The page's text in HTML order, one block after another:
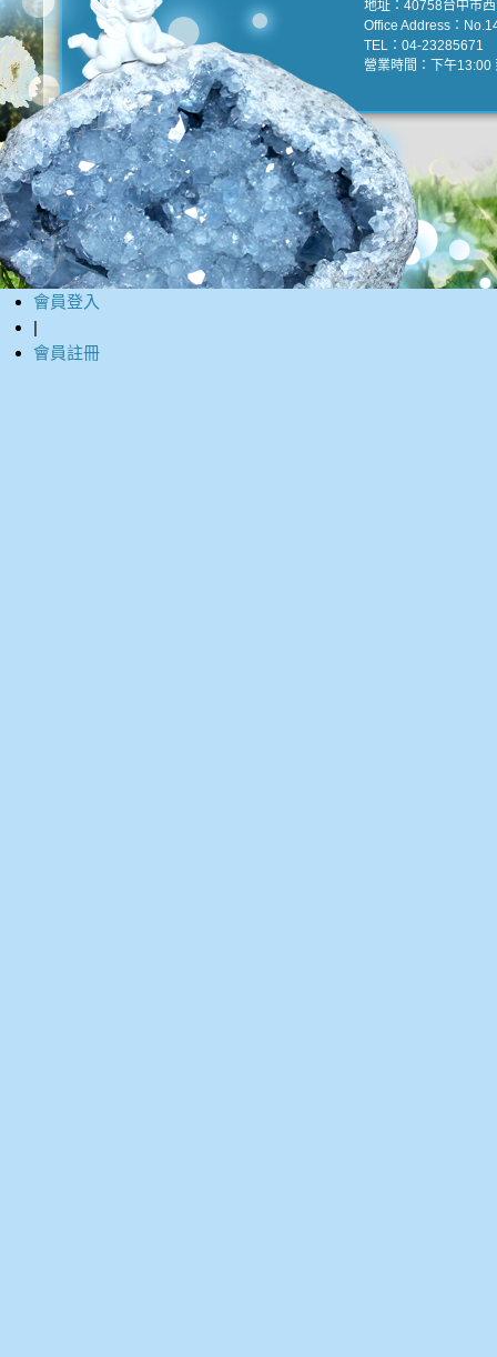
地址：40758台中市
Office Address：
TEL：04-23285671
營業時間：下午13:00
會員登入
|
會員註冊